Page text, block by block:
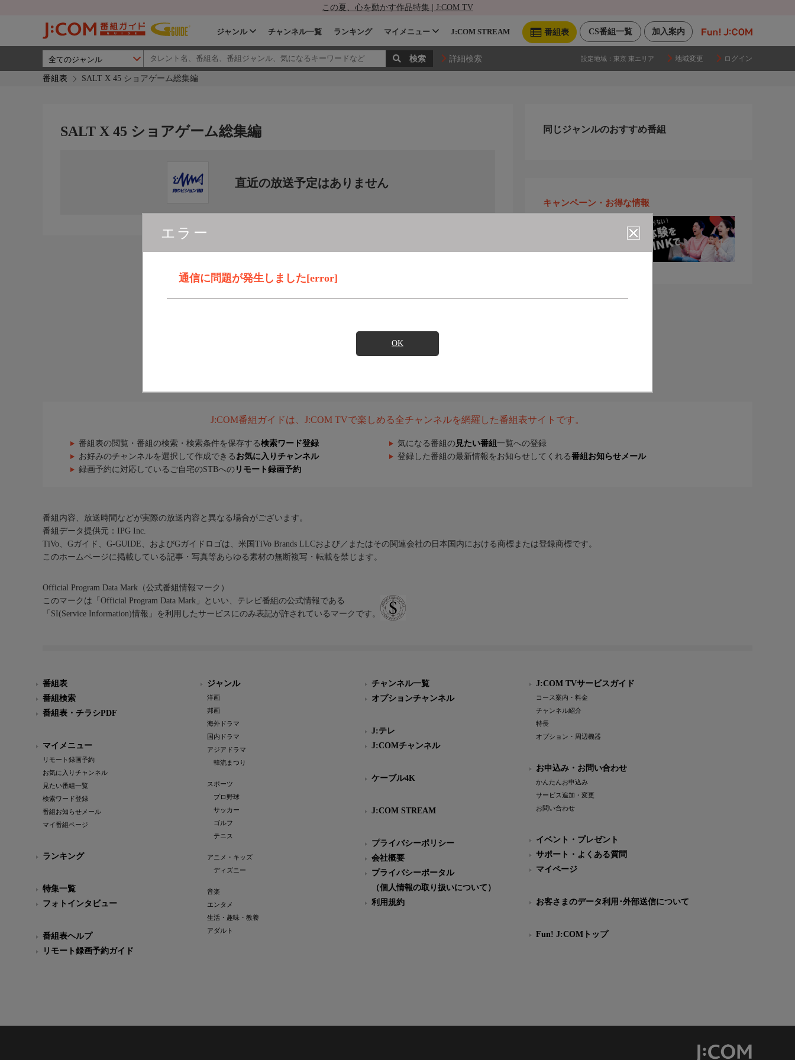
この夏、心を動かす作品特集 | J:COM TV
加入案内
CS番組一覧
番組表
ジャンル チャンネル一覧 ランキング マイメニュー J:COM STREAM
詳細検索 設定地域： 東京 東エリア 地域変更 ログイン
番組表 SALT X 45 ショアゲーム総集編
エラー
通信に問題が発生しました[error]
OK
SALT X 45 ショアゲーム総集編
直近の放送予定はありません
同じジャンルのおすすめ番組
キャンペーン・お得な情報
J:COM番組ガイドは、J:COM TVで楽しめる全チャンネルを網羅した番組表サイトです。
番組表の閲覧・番組の検索・検索条件を保存する検索ワード登録 気になる番組の 見たい番組 一覧への登録
お好みのチャンネルを選択して作成できる お気に入りチャンネル 登録した番組の最新情報をお知らせしてくれる番組お知らせメール
録画予約に対応しているご自宅のSTBへの リモート録画予約
番組内容、放送時間などが実際の放送内容と異なる場合がございます。
番組データ提供元：IPG Inc.
TiVo、Gガイド、G-GUIDE、およびGガイドロゴは、米国TiVo Brands LLCおよび／またはその関連会社の日本国内における商標または登録商標です。
このホームページに掲載している記事・写真等あらゆる素材の無断複写・転載を禁じます。
Official Program Data Mark（公式番組情報マーク）
このマークは「Official Program Data Mark」といい、テレビ番組の公式情報である
「SI(Service Information)情報」を利用したサービスにのみ表記が許されているマークです。
番組表
番組検索
番組表・チラシPDF
マイメニュー
リモート録画予約
お気に入りチャンネル
見たい番組一覧
検索ワード登録
番組お知らせメール
マイ番組ページ
ランキング
特集一覧
フォトインタビュー
番組表ヘルプ
リモート録画予約ガイド
ジャンル
洋画
邦画
海外ドラマ
国内ドラマ
アジアドラマ
韓流まつり
スポーツ
プロ野球
サッカー
ゴルフ
テニス
アニメ・キッズ
ディズニー
音楽
エンタメ
生活・趣味・教養
アダルト
チャンネル一覧
オプションチャンネル
J:テレ
J:COMチャンネル
ケーブル4K
J:COM STREAM
プライバシーポリシー
会社概要
プライバシーポータル
（個人情報の取り扱いについて）
利用規約
J:COM TVサービスガイド
コース案内・料金
チャンネル紹介
特長
オプション・周辺機器
お申込み・お問い合わせ
かんたんお申込み
サービス追加・変更
お問い合わせ
イベント・プレゼント
サポート・よくある質問
マイページ
お客さまのデータ利用･外部送信について
Fun! J:COMトップ